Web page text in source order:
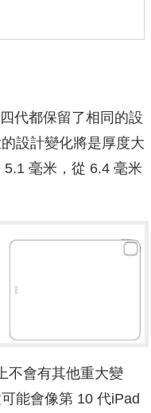
代都保留了相同的設
設計變化將是厚度大
毫米，從 6.4 毫米
不會有其他重大變
能會像第 10 代iPad